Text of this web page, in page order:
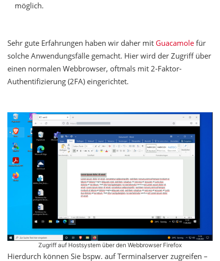
möglich.
Sehr gute Erfahrungen haben wir daher mit Guacamole für
solche Anwendungsfälle gemacht. Hier wird der Zugriff über
einen normalen Webbrowser, oftmals mit 2-Faktor-
Authentifizierung (2FA) eingerichtet.
Zugriff auf Hostsystem über den Webbrowser Firefox
Hierdurch können Sie bspw. auf Terminalserver zugreifen –